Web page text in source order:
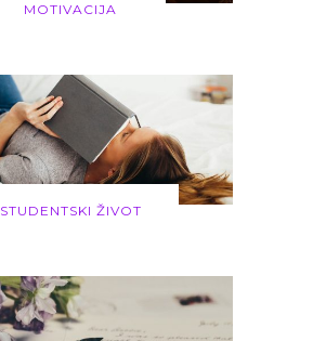
MOTIVACIJA
STUDENTSKI ŽIVOT